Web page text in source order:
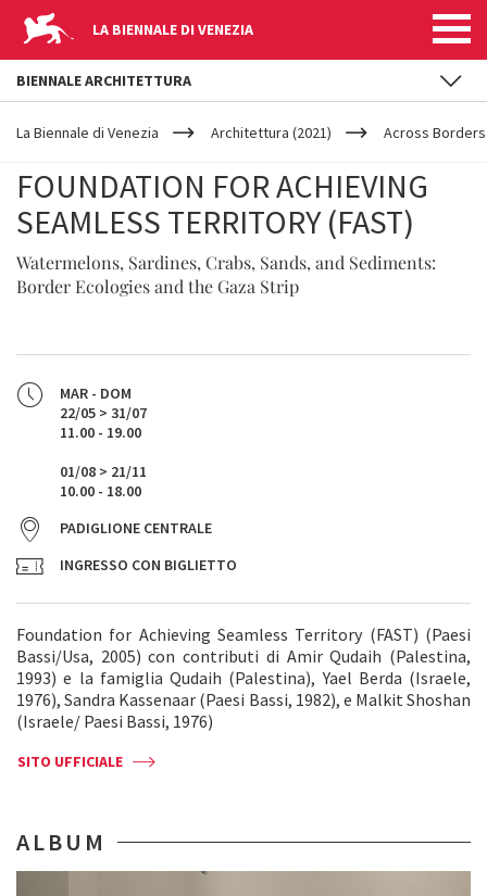
LA BIENNALE DI VENEZIA
YOUR
ARE
La Biennale di Venezia Architettura (2021) Across Borders
FOUNDATION FOR ACHIEVING
SEAMLESS TERRITORY (FAST)
Watermelons, Sardines, Crabs, Sands, and Sediments:
Border Ecologies and the Gaza Strip
MAR - DOM
22/05 > 31/07
11.00 - 19.00
01/08 > 21/11
10.00 - 18.00
PADIGLIONE CENTRALE
INGRESSO CON BIGLIETTO
Foundation for Achieving Seamless Territory (FAST) (Paesi
Bassi/Usa, 2005) con contributi di Amir Qudaih (Palestina,
1993) e la famiglia Qudaih (Palestina), Yael Berda (Israele,
1976), Sandra Kassenaar (Paesi Bassi, 1982), e Malkit Shoshan
(Israele/ Paesi Bassi, 1976)
SITO UFFICIALE
ALBUM
BIENNALE ARCHITETTURA